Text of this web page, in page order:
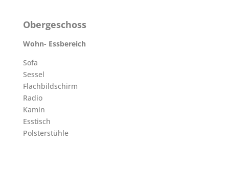
Obergeschoss
Wohn- Essbereich
Sofa
Sessel
Flachbildschirm
Radio
Kamin
Esstisch
Polsterstühle